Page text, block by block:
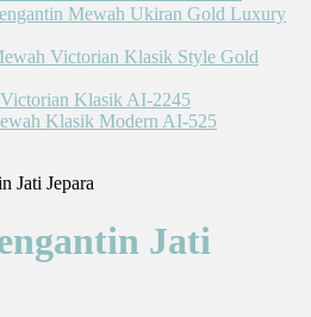
Jati Jepara
Jati